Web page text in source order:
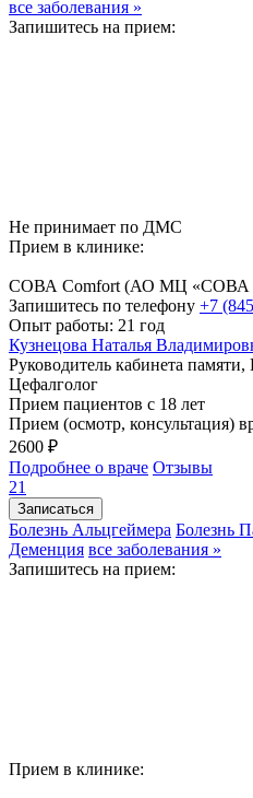
все заболевания »
Запишитесь на прием:
Не принимает по ДМС
Прием в клинике:
СОВА Comfort (АО МЦ «СОВА
Запишитесь по телефону +7
Опыт работы: 21 год
Кузнецова Наталья
Руководитель кабинета
Цефалголог
Прием пациентов с 18 лет
Прием (осмотр, консультация)
2600 ₽
Подробнее о враче Отзывы
21
Записаться
Болезнь Альцгеймера Болезнь
Деменция все заболевания »
Запишитесь на прием:
Прием в клинике: